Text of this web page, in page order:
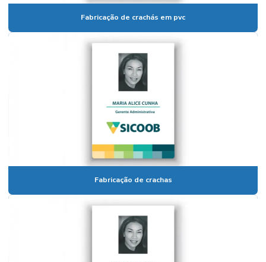
Fabricação de crachás em pvc
Fabricação de crachas